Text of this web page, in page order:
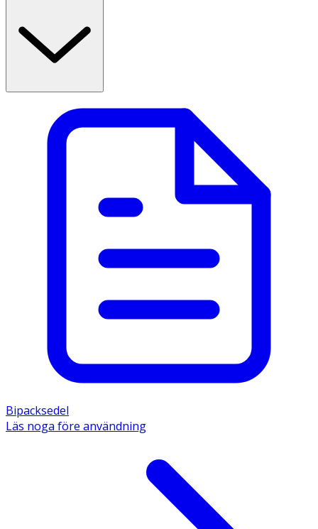
Bipacksedel
Läs noga före användning